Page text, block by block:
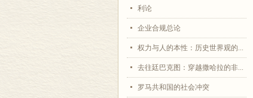
利论
企业合规总论
权力与人的本性：历史世界观的...
去往廷巴克图：穿越撒哈拉的非...
罗马共和国的社会冲突